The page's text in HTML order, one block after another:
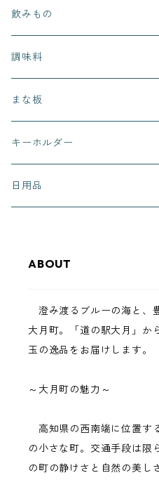
まぁるいお月さん
ピノッキオデリ
桜カフェ
有田有為堂
飲みもの
調味料
まな板
キーホルダー
日用品
ABOUT
澄み渡るブルーの海と、
大月町。「道の駅大月」か
玉の逸品をお届けします。
～大月町の魅力～
高知県の西南端に位置す
の小さな町。交通手段は限
の町の静けさと自然の美し